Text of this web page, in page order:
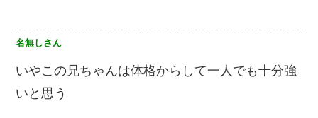
名無しさん
いやこの兄ちゃんは体格からして一人でも十分強
いと思う